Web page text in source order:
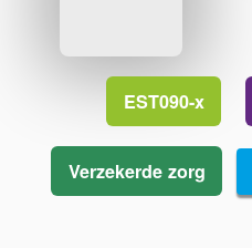
EST090-x
Verzekerde zorg